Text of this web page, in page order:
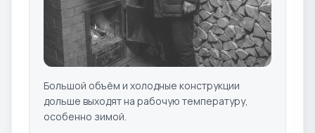
Большой объём и холодные конструкции
дольше выходят на рабочую температуру,
особенно зимой.